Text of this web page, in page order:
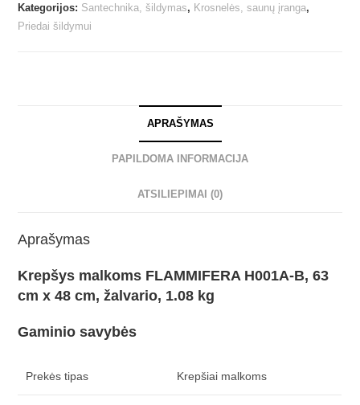
Kategorijos: Santechnika, šildymas, Krosnelės, saunų įranga,
Priedai šildymui
APRAŠYMAS
PAPILDOMA INFORMACIJA
ATSILIEPIMAI (0)
Aprašymas
Krepšys malkoms FLAMMIFERA H001A-B, 63
cm x 48 cm, žalvario, 1.08 kg
Gaminio savybės
Prekės tipas Krepšiai malkoms